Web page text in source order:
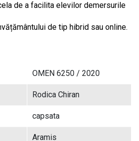
de a facilita elevilor demersurile
de tip hibrid sau online.
OMEN 6250 / 2020
Rodica Chiran
capsata
Aramis